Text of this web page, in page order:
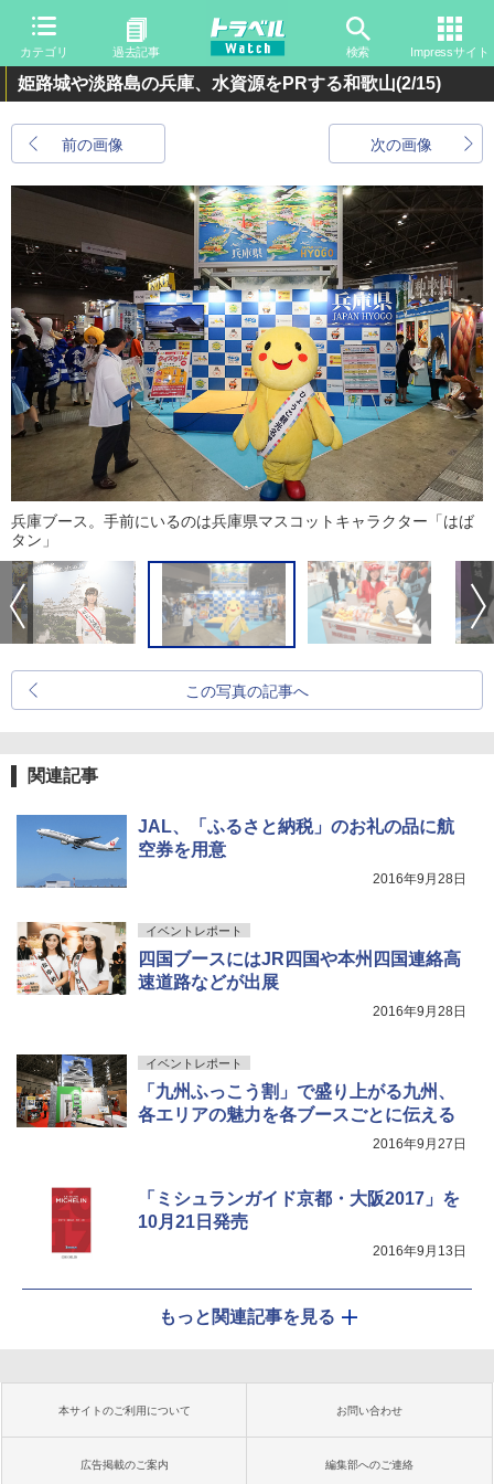
カテゴリ 過去記事 検索 Impressサイト
姫路城や淡路島の兵庫、水資源をPRする和歌山(2/15)
前の画像 次の画像
兵庫ブース。手前にいるのは兵庫県マスコットキャラクター「はば
タン」
この写真の記事へ
関連記事
JAL、「ふるさと納税」のお礼の品に航
空券を用意
2016年9月28日
イベントレポート
四国ブースにはJR四国や本州四国連絡高
速道路などが出展
2016年9月28日
イベントレポート
「九州ふっこう割」で盛り上がる九州、
各エリアの魅力を各ブースごとに伝える
2016年9月27日
「ミシュランガイド京都・大阪2017」を
10月21日発売
2016年9月13日
もっと関連記事を見る
本サイトのご利用について お問い合わせ
広告掲載のご案内 編集部へのご連絡